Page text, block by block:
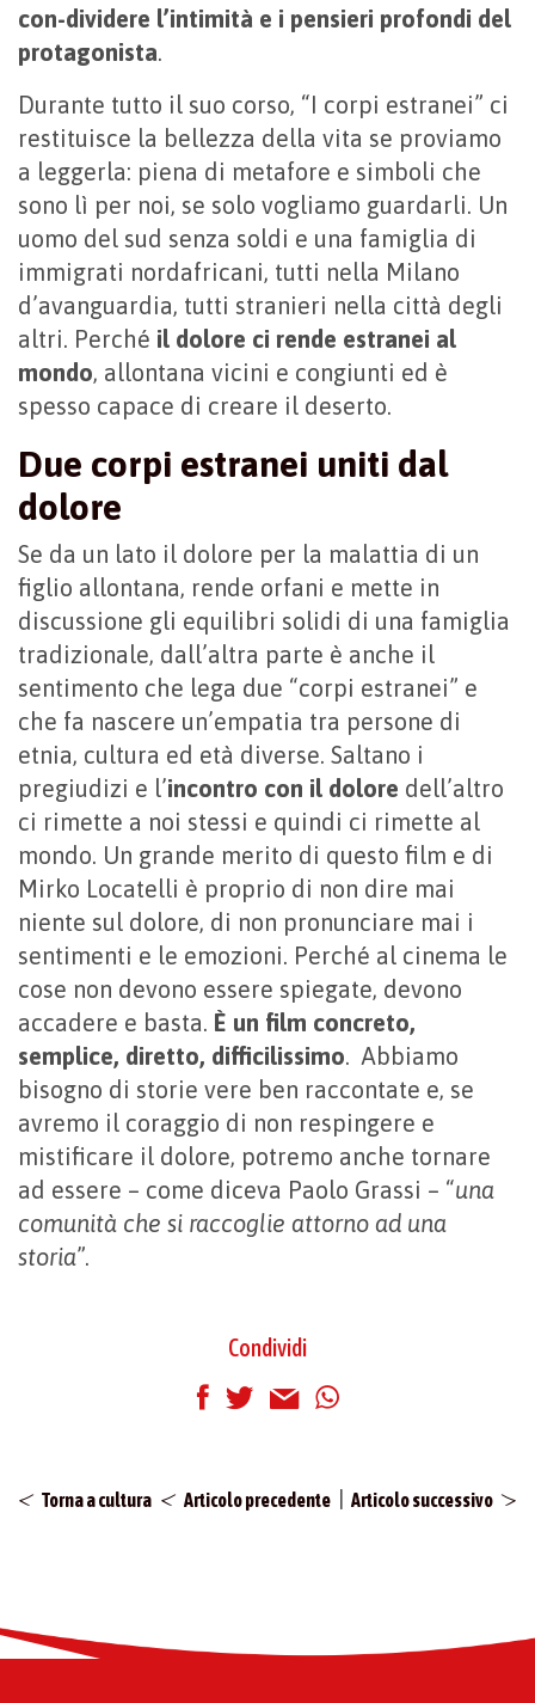
con-dividere l’intimità e i pensieri profondi del
protagonista.
Durante tutto il suo corso, “I corpi estranei” ci
restituisce la bellezza della vita se proviamo
a leggerla: piena di metafore e simboli che
sono lì per noi, se solo vogliamo guardarli. Un
uomo del sud senza soldi e una famiglia di
immigrati nordafricani, tutti nella Milano
d’avanguardia, tutti stranieri nella città degli
altri. Perché il dolore ci rende estranei al
mondo, allontana vicini e congiunti ed è
spesso capace di creare il deserto.
Due corpi estranei uniti dal
dolore
Se da un lato il dolore per la malattia di un
figlio allontana, rende orfani e mette in
discussione gli equilibri solidi di una famiglia
tradizionale, dall’altra parte è anche il
sentimento che lega due “corpi estranei” e
che fa nascere un’empatia tra persone di
etnia, cultura ed età diverse. Saltano i
pregiudizi e l’incontro con il dolore dell’altro
ci rimette a noi stessi e quindi ci rimette al
mondo. Un grande merito di questo film e di
Mirko Locatelli è proprio di non dire mai
niente sul dolore, di non pronunciare mai i
sentimenti e le emozioni. Perché al cinema le
cose non devono essere spiegate, devono
accadere e basta. È un film concreto,
semplice, diretto, difficilissimo. Abbiamo
bisogno di storie vere ben raccontate e, se
avremo il coraggio di non respingere e
mistificare il dolore, potremo anche tornare
ad essere – come diceva Paolo Grassi – “una
comunità che si raccoglie attorno ad una
storia”.
Condividi
Torna a cultura Articolo precedente Articolo successivo